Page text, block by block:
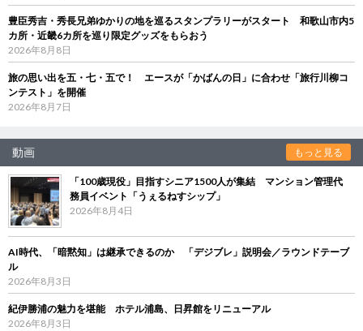
豊臣秀吉・秀長兄弟ゆかりの地を巡るスタンプラリーがスタート 和歌山市内5
カ所・近畿6カ所を巡り限定グッズをもらおう
2026年8月8日
旅の思い出を五・七・五で！ エースが「かばんの日」に合わせ「旅行川柳コ
ンテスト」を開催
2026年8月7日
動画 もっと見る
「100歳現役」目指すシニア1500人が集結 マンション管理代
務員イベント「うぇるねすシップ」
2026年8月4日
AI時代、「暗黙知」は継承できるのか 「デジブレ」説明会／ラウンドテーブ
ル
2026年8月3日
紀伊勝浦の魅力を堪能 ホテル浦島、日昇館をリニューアル
2026年8月3日